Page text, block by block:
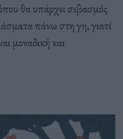
θα υπάρχει σεβασμός
πάνω στη γη, γιατί
μοναδική και